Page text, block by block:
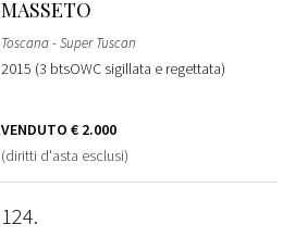
MASSETO
Toscana - Super Tuscan
2015 (3 btsOWC sigillata e regettata)
VENDUTO € 2.000
(diritti d'asta esclusi)
124